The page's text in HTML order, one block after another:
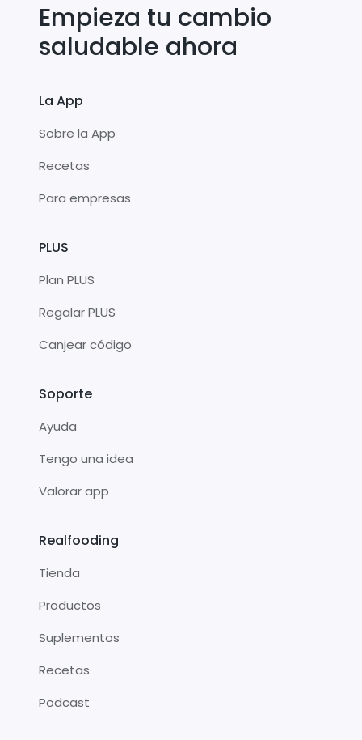
Empieza tu cambio
saludable ahora
La App
Sobre la App
Recetas
Para empresas
PLUS
Plan PLUS
Regalar PLUS
Canjear código
Soporte
Ayuda
Tengo una idea
Valorar app
Realfooding
Tienda
Productos
Suplementos
Recetas
Podcast